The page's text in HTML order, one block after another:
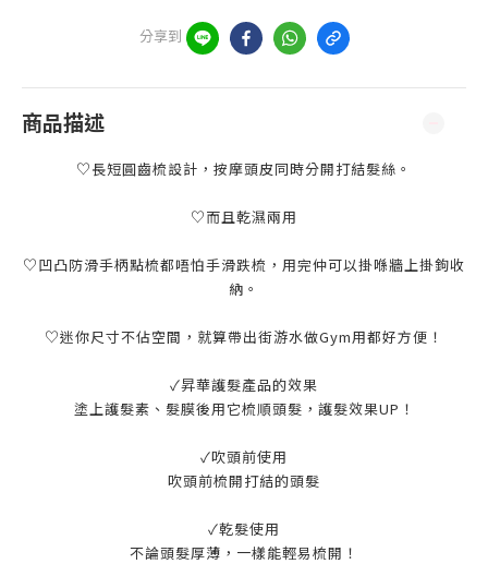
分享到
商品描述
♡長短圓齒梳設計，按摩頭皮同時分開打結髮絲。
♡而且乾濕兩用
♡凹凸防滑手柄點梳都唔怕手滑跌梳，用完仲可以掛喺牆上掛鉤收
納。
♡迷你尺寸不佔空間，就算帶出街游水做Gym用都好方便！
✓昇華護髮產品的效果
塗上護髮素、髮膜後用它梳順頭髮，護髮效果UP！
✓吹頭前使用
吹頭前梳開打結的頭髮
✓乾髮使用
不論頭髮厚薄，一樣能輕易梳開！